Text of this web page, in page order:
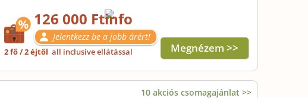
126 000 Ft
Jelentkezz be a jobb árért!
2 fő / 2 éjtől all inclusive ellátással Megnézem >>
10 akciós csomagajánlat >>